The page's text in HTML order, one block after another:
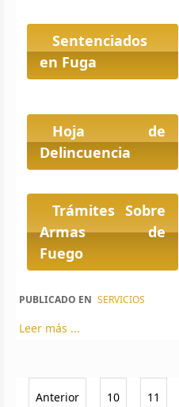
Sentenciados
en Fuga
Hoja de
Delincuencia
Trámites Sobre
Armas de
Fuego
PUBLICADO EN SERVICIOS
Leer más ...
Anterior 10 11